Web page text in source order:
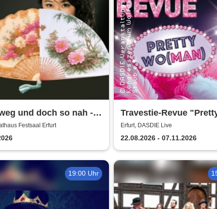
und doch so nah -
Yoora Lee-Hoff |
Klassik und korean.
im Dialog
Festsaal Erfurt
Travestie-Revue
Wo(man)" - Comedy,
und freche Conférencen
Erfurt, DASDIE Live
22.08.2026 - 07.11.2026
19:00 Uhr